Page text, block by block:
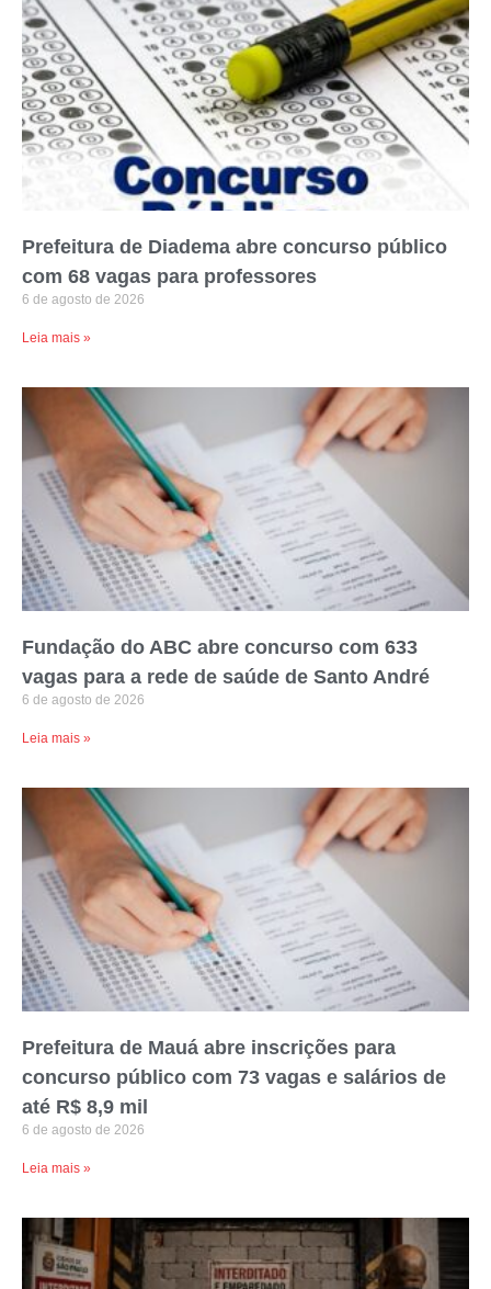
Prefeitura de Diadema abre concurso público
com 68 vagas para professores
6 de agosto de 2026
Leia mais »
Fundação do ABC abre concurso com 633
vagas para a rede de saúde de Santo André
6 de agosto de 2026
Leia mais »
Prefeitura de Mauá abre inscrições para
concurso público com 73 vagas e salários de
até R$ 8,9 mil
6 de agosto de 2026
Leia mais »